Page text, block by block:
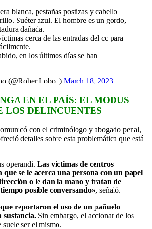
blanca, pestañas postizas y cabello
Suéter azul. El hombre es un gordo,
dañada.
cerca de las entradas del cc para
en los últimos días se han
(@RobertLobo_) March 18, 2023
EN EL PAÍS: EL MODUS
LOS DELINCUENTES
con el criminólogo y abogado penal,
detalles sobre esta problemática que está
operandi. Las víctimas de centros
que se le acerca una persona con un papel
o le dan la mano y tratan de
posible conversando», señaló.
reportaron el uso de un pañuelo
sustancia. Sin embargo, el accionar de los
suele ser el mismo.